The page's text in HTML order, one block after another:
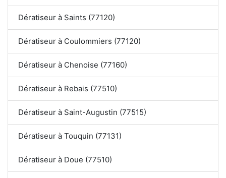
Dératiseur à Saints (77120)
Dératiseur à Coulommiers (77120)
Dératiseur à Chenoise (77160)
Dératiseur à Rebais (77510)
Dératiseur à Saint-Augustin (77515)
Dératiseur à Touquin (77131)
Dératiseur à Doue (77510)